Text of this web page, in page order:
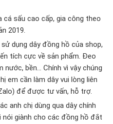
cá sấu cao cấp, gia công theo
2019.
dụng dây đồng hồ của shop,
tích cực về sản phẩm. Đeo
bền… Chính vì vậy chúng
em cần làm dây vui lòng liên
để được tư vấn, hỗ trợ.
anh chị dùng qua dây chính
giành cho các đồng hồ đắt